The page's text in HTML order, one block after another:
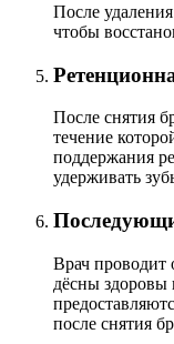
После
чтобы
После снятия
течение
поддержания
удерживать
Врач проводит
дёсны здоровы
после снятия